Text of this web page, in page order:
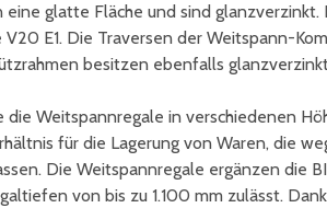
glatte Fläche und sind
E1. Die Traversen der Weitspann-
besitzen ebenfalls
Weitspannregale in verschiedenen
für die Lagerung von Waren, die
Die Weitspannregale ergänzen die
von bis zu 1.100 mm zulässt.